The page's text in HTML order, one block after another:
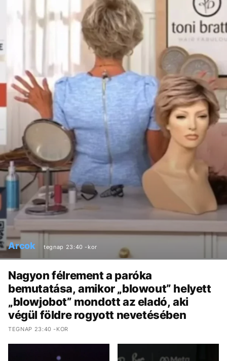
Arcok tegnap 23:40 -kor
Nagyon félrement a paróka
bemutatása, amikor „blowout” helyett
„blowjobot” mondott az eladó, aki
végül földre rogyott nevetésében
TEGNAP 23:40 -KOR